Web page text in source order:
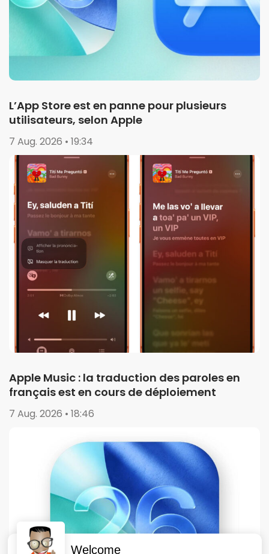
L’App Store est en panne pour plusieurs
utilisateurs, selon Apple
7 Aug. 2026 • 19:34
Apple Music : la traduction des paroles en
français est en cours de déploiement
7 Aug. 2026 • 18:46
Welcome